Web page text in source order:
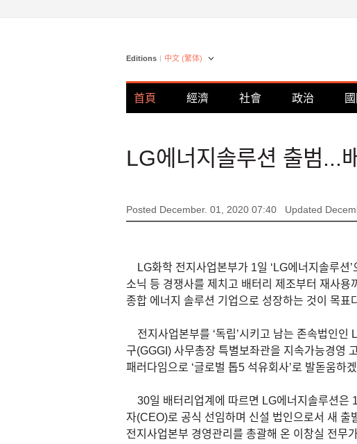
Editions 中文 (繁体)
首頁 經濟 社會 政治
LG에너지솔루션 출범...
Posted December. 01, 2020 07:40 Updated
LG화학 전지사업본부가 1일 ‘LG에너지솔루션
소닉 등 경쟁사를 제치고 배터리 제조부터 재사용
종합 에너지 솔루션 기업으로 성장하는 것이 목표
전지사업본부를 ‘독립’시키고 남는 존속법인인
구(GGGI) 사무총장 특별보좌관을 지속가능경영
패러다임으로 ‘글로벌 톱5 석유회사’로 발돋움하
30일 배터리업계에 따르면 LG에너지솔루션은
자(CEO)로 공식 선임하며 신설 법인으로서 새
전지사업본부 경영관리를 총괄해 온 이창실 전무